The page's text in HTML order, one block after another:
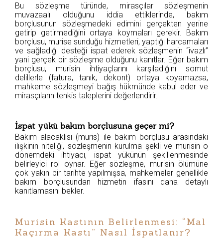
Bu sözleşme türünde, mirasçılar sözleşmenin
muvazaalı olduğunu iddia ettiklerinde, bakım
borçlusunun sözleşmedeki edimini gerçekten yerine
getirip getirmediğini ortaya koymaları gerekir. Bakım
borçlusu, murise sunduğu hizmetleri, yaptığı harcamaları
ve sağladığı desteği ispat ederek sözleşmenin “ivazlı”
yani gerçek bir sözleşme olduğunu kanıtlar. Eğer bakım
borçlusu, murisin ihtiyaçlarını karşıladığını somut
delillerle (fatura, tanık, dekont) ortaya koyamazsa,
mahkeme sözleşmeyi bağış hükmünde kabul eder ve
mirasçıların tenkis taleplerini değerlendirir.
İspat yükü bakım borçlusuna geçer mi?
Bakım alacaklısı (muris) ile bakım borçlusu arasındaki
ilişkinin niteliği, sözleşmenin kurulma şekli ve murisin o
dönemdeki ihtiyacı, ispat yükünün şekillenmesinde
belirleyici rol oynar. Eğer sözleşme, murisin ölümüne
çok yakın bir tarihte yapılmışsa, mahkemeler genellikle
bakım borçlusundan hizmetin ifasını daha detaylı
kanıtlamasını bekler.
Murisin Kastının Belirlenmesi: “Mal
Kaçırma Kastı” Nasıl İspatlanır?